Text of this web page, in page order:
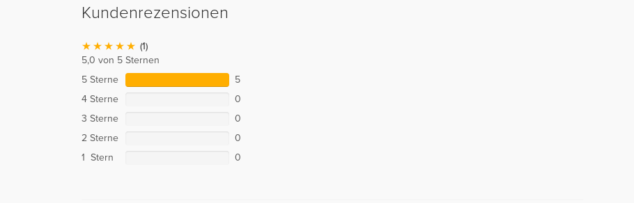
Kundenrezensionen
(1)
5,0 von 5 Sternen
5 Sterne
5
4 Sterne
0
3 Sterne
0
2 Sterne
0
1 Stern
0